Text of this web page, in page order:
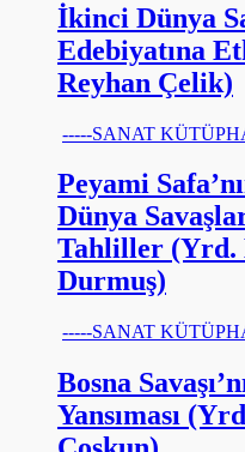
İkinci Dünya
Edebiyatına
Reyhan Çelik)
-----SANAT
Peyami
Dünya
Tahliller (Yrd.
Durmuş)
-----SANAT
Bosna
Yansıması